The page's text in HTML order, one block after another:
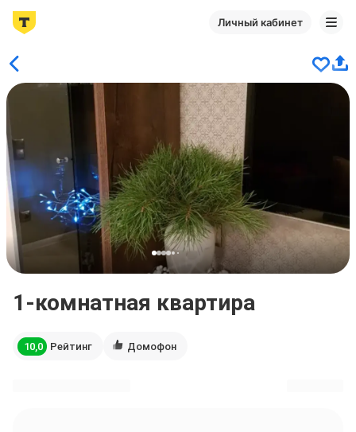
Личный кабинет
1-комнатная квартира
10,0 Рейтинг Домофон